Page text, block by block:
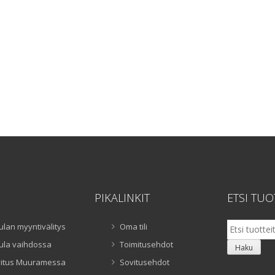
myyntivälitys
vaihdossa
Muuramessa
PIKALINKIT
Oma tili
Toimitusehdot
Sovitusehdot
ETSI
Etsi:
Haku